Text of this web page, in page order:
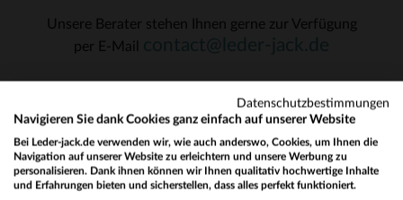
Unsere Berater stehen Ihnen gerne zur Verfügung
per E-Mail
UNSERE VERTRAUENSWÜRDIGEN PARTNER
Datenschutzbestimmungen
Navigieren Sie dank Cookies ganz einfach auf unserer Website
Bei Leder-jack.de verwenden wir, wie auch anderswo, Cookies, um Ihnen die
Navigation auf unserer Website zu erleichtern und unsere Werbung zu
personalisieren. Dank ihnen können wir Ihnen qualitativ hochwertige Inhalte
und Erfahrungen bieten und sicherstellen, dass alles perfekt funktioniert.